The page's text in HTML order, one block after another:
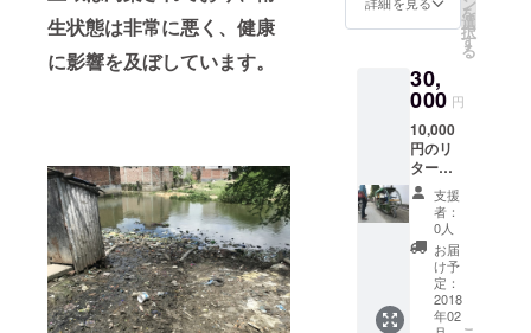
生状態は非常に悪く、健康
に影響を及ぼしています。
工のイ
メージ
中央の
男性が
持って
いる手
旗状の
回転う
ち
わ。）
を
選
択
す
る
30,
000 円
10,000
円のリ
ターン
に加
え、寄
贈する
三輪タ
クシー
へのお
名前の
記載。
支援
者：
0人
お届
け予
定：
2018
年02